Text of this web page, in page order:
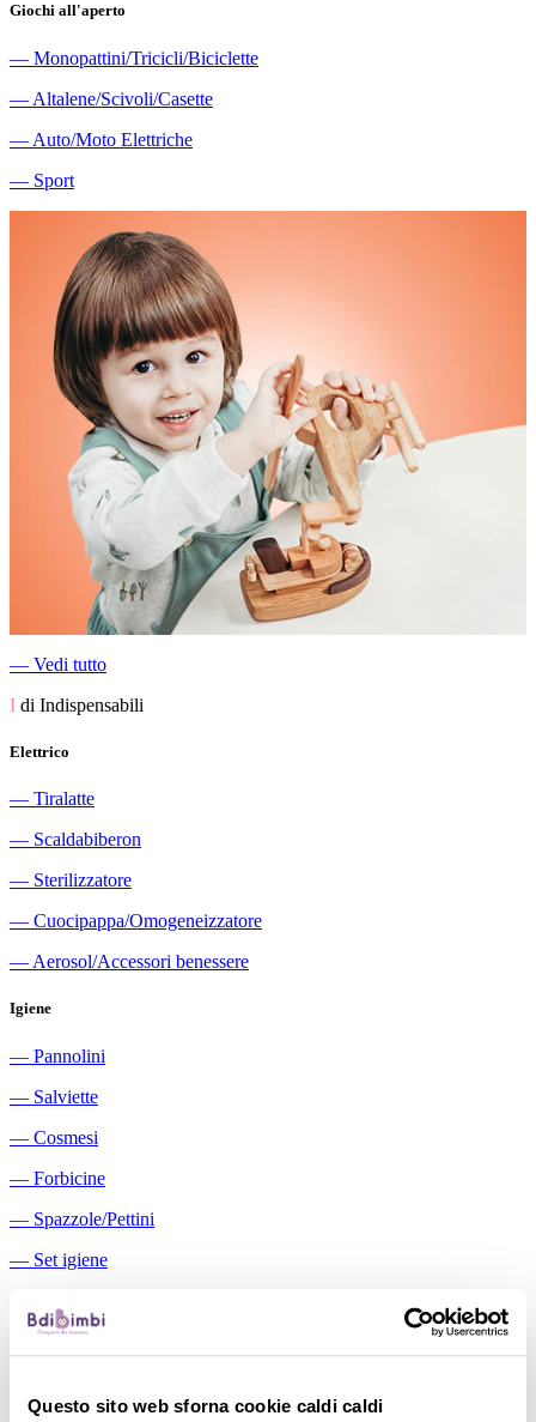
Questo sito web sforna cookie caldi caldi
Giochi all'aperto
― Monopattini/Tricicli/Biciclette
― Altalene/Scivoli/Casette
― Auto/Moto Elettriche
― Sport
― Vedi tutto
I di Indispensabili
Elettrico
― Tiralatte
― Scaldabiberon
― Sterilizzatore
― Cuocipappa/Omogeneizzatore
― Aerosol/Accessori benessere
Igiene
― Pannolini
― Salviette
― Cosmesi
― Forbicine
― Spazzole/Pettini
― Set igiene
Aspiratori nasali manuali